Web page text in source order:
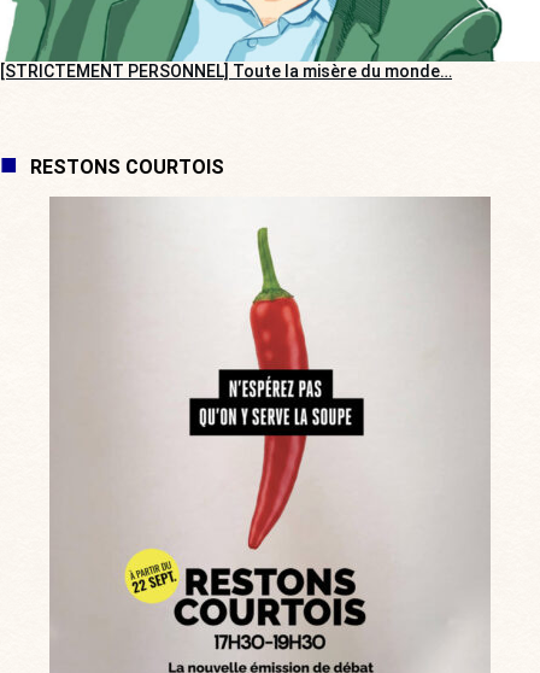
[STRICTEMENT PERSONNEL] Toute la misère du monde…
RESTONS COURTOIS